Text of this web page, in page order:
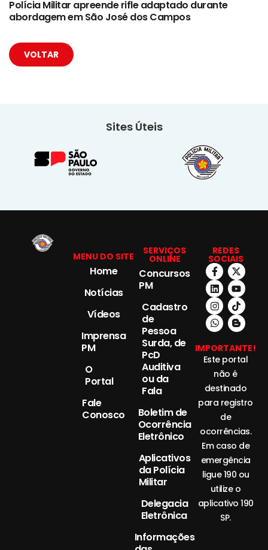
Polícia Militar apreende rifle adaptado durante
abordagem em São José dos Campos
VOLTAR
Sites Úteis
MENU DO SITE
Home
Notícias
Vídeos
Imprensa
PM
O
Portal
Fale
Conosco
SERVIÇOS
ONLINE
Concursos
PM
Cadastro
de
Pessoa
Surda, de
PcD
Auditiva
ou da
Fala
Boletim de
Ocorrência
Eletrônico
Aplicativos
da Polícia
Militar
Delegacia
Eletrônica
Informações
REDES
SOCIAIS
IMPORTANTE!
Este portal
não é
destinado
para registro
de
ocorrências.
Em caso de
emergência
ligue 190 ou
utilize o
aplicativo 190
SP.